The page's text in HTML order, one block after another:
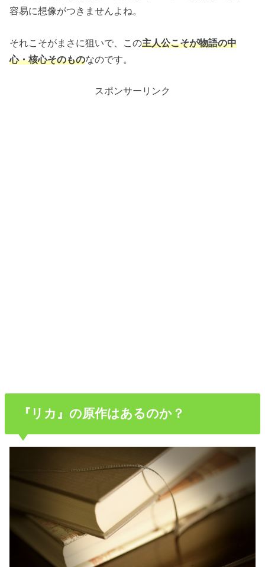
容易に想像がつきませんよね。
それこそがまさに狙いで、この主人公こそが物語の中
心・核心そのものなのです。
スポンサーリンク
『リカ』の原作はあるのか？